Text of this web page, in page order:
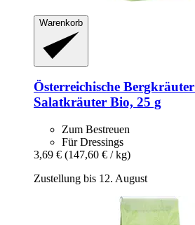
Warenkorb
Österreichische Bergkräuter
Salatkräuter Bio, 25 g
Zum Bestreuen
Für Dressings
3,69 € (147,60 € / kg)
Zustellung bis 12. August